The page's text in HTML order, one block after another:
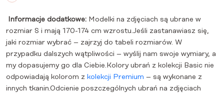
Informacje dodatkowe: Modelki na zdjęciach są ubrane w
rozmiar S i mają 170-174 cm wzrostu.Jeśli zastanawiasz się,
jaki rozmiar wybrać – zajrzyj do tabeli rozmiarów. W
przypadku dalszych wątpliwości – wyślij nam swoje wymiary, a
my dopasujemy go dla Ciebie.Kolory ubrań z kolekcji Basic nie
odpowiadają kolorom z kolekcji Premium – są wykonane z
innych tkanin.Odcienie poszczególnych ubrań na zdjęciach